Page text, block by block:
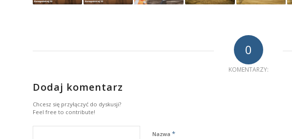
0
KOMENTARZY:
Dodaj komentarz
Chcesz się przyłączyć do dyskusji?
Feel free to contribute!
Nazwa *